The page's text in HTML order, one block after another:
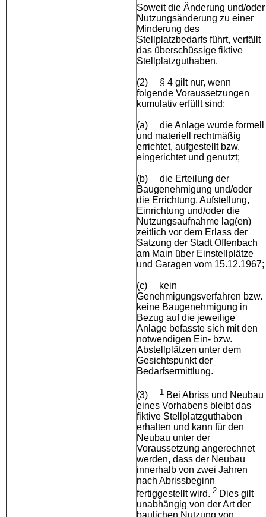
Soweitdie Änderung und/oder
Nutzungsänderung zu einer
Minderung des
Stellplatzbedarfs führt, verfällt
das überschüssige fiktive
Stellplatzguthaben.
(2)
§ 4 gilt nur, wenn
folgende Voraussetzungen
kumulativ erfüllt sind:
(a)
die Anlage wurde formell
und materiell rechtmäßig
errichtet, aufgestellt bzw.
eingerichtet und genutzt;
(b)
die Erteilung der
Baugenehmigung und/oder
die Errichtung, Aufstellung,
Einrichtung und/oder die
Nutzungsaufnahme lag(en)
zeitlich vor dem Erlass der
Satzung der Stadt Offenbach
am Main über Einstellplätze
und Garagen vom 15.12.1967;
(c)
kein
Genehmigungsverfahren bzw.
keine Baugenehmigung in
Bezug auf die jeweilige
Anlage befasste sich mit den
notwendigen Ein- bzw.
Abstellplätzen unter dem
Gesichtspunkt der
Bedarfsermittlung.
(3) 1 Bei Abriss und Neubau
eines Vorhabens bleibt das
fiktive Stellplatzguthaben
erhalten und kann für den
Neubau unter der
Voraussetzung angerechnet
werden, dass der Neubau
innerhalb von zwei Jahren
nach Abrissbeginn
fertiggestellt wird. 2 Dies gilt
unabhängig von der Art der